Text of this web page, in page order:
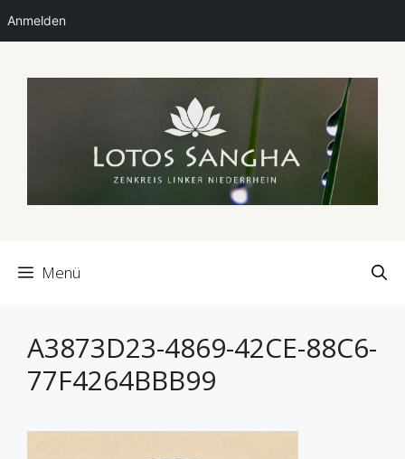
Anmelden
Inhalt
Menü
A3873D23-4869-42CE-88C6-
77F4264BBB99